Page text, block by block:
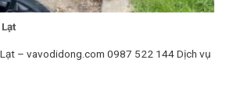
– vavodidong.com 0987 522 144 Dịch vụ